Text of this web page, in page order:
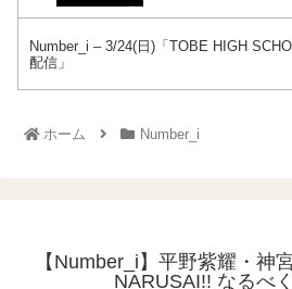
Number_i – 3/24(日)「TOBE HIGH
配信」
ホーム Number_i
【Number_i】平野紫耀・神
NARUSAI!! なるべ